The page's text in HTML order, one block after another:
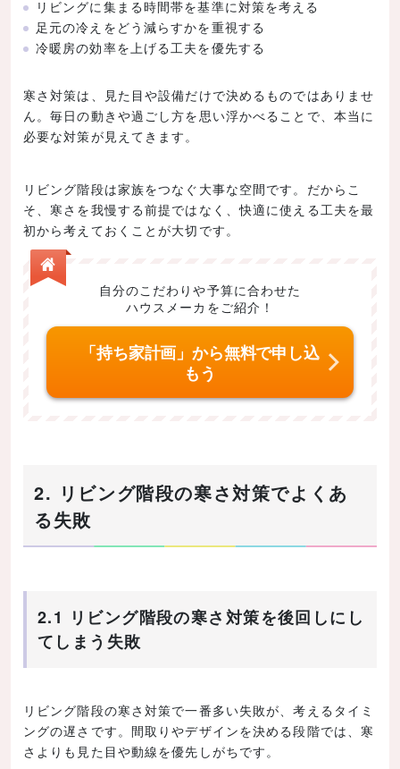
リビングに集まる時間帯を基準に対策を考える
足元の冷えをどう減らすかを重視する
冷暖房の効率を上げる工夫を優先する
寒さ対策は、見た目や設備だけで決めるものではありませ
ん。毎日の動きや過ごし方を思い浮かべることで、本当に
必要な対策が見えてきます。
リビング階段は家族をつなぐ大事な空間です。だからこ
そ、寒さを我慢する前提ではなく、快適に使える工夫を最
初から考えておくことが大切です。
自分のこだわりや予算に合わせた
ハウスメーカをご紹介！
「持ち家計画」から無料で申し込
もう
2. リビング階段の寒さ対策でよくあ
る失敗
2.1 リビング階段の寒さ対策を後回しにし
てしまう失敗
リビング階段の寒さ対策で一番多い失敗が、考えるタイミ
ングの遅さです。間取りやデザインを決める段階では、寒
さよりも見た目や動線を優先しがちです。